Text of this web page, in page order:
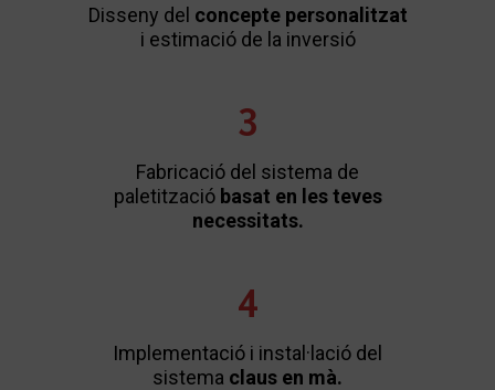
Disseny del concepte personalitzat
i estimació de la inversió
3
Fabricació del sistema de
paletització basat en les teves
necessitats.
4
Implementació i instal·lació del
sistema claus en mà.